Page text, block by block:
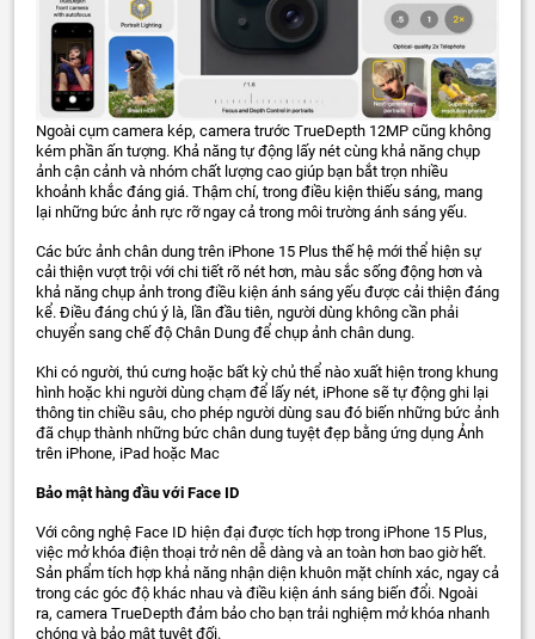
Ngoài cụm camera kép, camera trước TrueDepth 12MP cũng không
kém phần ấn tượng. Khả năng tự động lấy nét cùng khả năng chụp
ảnh cận cảnh và nhóm chất lượng cao giúp bạn bắt trọn nhiều
khoảnh khắc đáng giá. Thậm chí, trong điều kiện thiếu sáng, mang
lại những bức ảnh rực rỡ ngay cả trong môi trường ánh sáng yếu.
Các bức ảnh chân dung trên iPhone 15 Plus thế hệ mới thể hiện sự
cải thiện vượt trội với chi tiết rõ nét hơn, màu sắc sống động hơn và
khả năng chụp ảnh trong điều kiện ánh sáng yếu được cải thiện đáng
kể. Điều đáng chú ý là, lần đầu tiên, người dùng không cần phải
chuyển sang chế độ Chân Dung để chụp ảnh chân dung.
Khi có người, thú cưng hoặc bất kỳ chủ thể nào xuất hiện trong khung
hình hoặc khi người dùng chạm để lấy nét, iPhone sẽ tự động ghi lại
thông tin chiều sâu, cho phép người dùng sau đó biến những bức ảnh
đã chụp thành những bức chân dung tuyệt đẹp bằng ứng dụng Ảnh
trên iPhone, iPad hoặc Mac
Bảo mật hàng đầu với Face ID
Với công nghệ Face ID hiện đại được tích hợp trong iPhone 15 Plus,
việc mở khóa điện thoại trở nên dễ dàng và an toàn hơn bao giờ hết.
Sản phẩm tích hợp khả năng nhận diện khuôn mặt chính xác, ngay cả
trong các góc độ khác nhau và điều kiện ánh sáng biến đổi. Ngoài
ra, camera TrueDepth đảm bảo cho bạn trải nghiệm mở khóa nhanh
chóng và bảo mật tuyệt đối.